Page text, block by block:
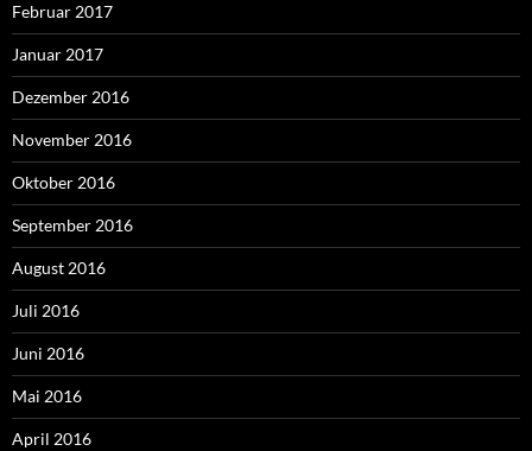
Februar 2017
Januar 2017
Dezember 2016
November 2016
Oktober 2016
September 2016
August 2016
Juli 2016
Juni 2016
Mai 2016
April 2016